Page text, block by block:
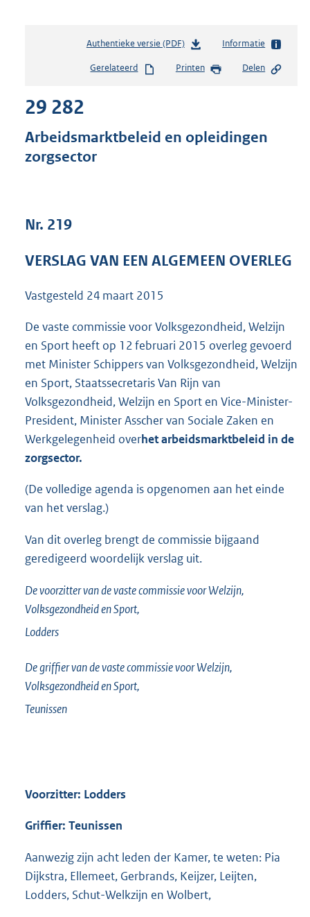
Authentieke versie (PDF)b
s
s
:
b
Informatie
Gerelateerd Printen Delen
29 282
Arbeidsmarktbeleid en opleidingen
zorgsector
Nr. 219
VERSLAG VAN EEN ALGEMEEN OVERLEG
Vastgesteld 24 maart 2015
De vaste commissie voor Volksgezondheid, Welzijn
en Sport heeft op 12 februari 2015 overleg gevoerd
met Minister Schippers van Volksgezondheid, Welzijn
en Sport, Staatssecretaris Van Rijn van
Volksgezondheid, Welzijn en Sport en Vice-Minister-
President, Minister Asscher van Sociale Zaken en
Werkgelegenheid overhet arbeidsmarktbeleid in de
zorgsector.
(De volledige agenda is opgenomen aan het einde
van het verslag.)
Van dit overleg brengt de commissie bijgaand
geredigeerd woordelijk verslag uit.
De voorzitter van de vaste commissie voor Welzijn,
Volksgezondheid en Sport,
Lodders
De griffier van de vaste commissie voor Welzijn,
Volksgezondheid en Sport,
Teunissen
Voorzitter: Lodders
Griffier: Teunissen
Aanwezig zijn acht leden der Kamer, te weten: Pia
Dijkstra, Ellemeet, Gerbrands, Keijzer, Leijten,
Lodders, Schut-Welkzijn en Wolbert,